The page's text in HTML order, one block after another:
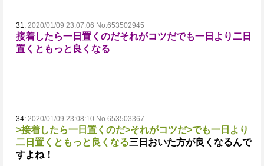
31: 2020/01/09 23:07:06 No.653502945
接着したら一日置くのだそれがコツだでも一日より二日
置くともっと良くなる
34: 2020/01/09 23:08:10 No.653503367
>接着したら一日置くのだ>それがコツだ>でも一日より
二日置くともっと良くなる三日おいた方が良くなるんで
すよね！